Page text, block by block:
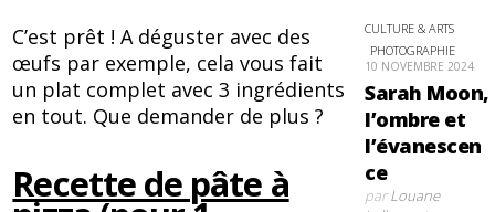
C’est prêt ! A déguster avec des
œufs par exemple, cela vous fait
un plat complet avec 3 ingrédients
en tout. Que demander de plus ?
Recette de pâte à
CULTURE & ARTS
PHOTOGRAPHIE
10 NOVEMBRE 2024
Sarah Moon,
l’ombre et
l’évanescen
ce
parLouane